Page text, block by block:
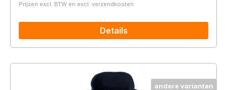
Prijzen excl. BTW en excl. verzendkosten
Details
andere varianten